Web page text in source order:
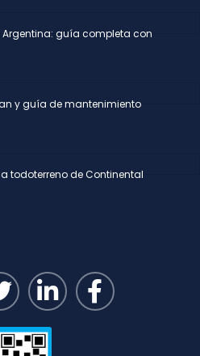
guía completa con
y guía de mantenimiento
todoterreno de Continental
L
i
n
F
a